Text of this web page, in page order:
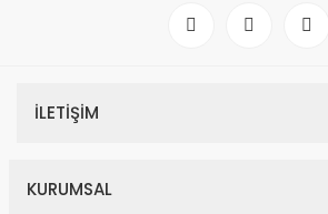
İLETİŞİM
KURUMSAL